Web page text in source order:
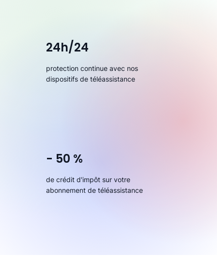
24h/24
protection continue avec nos
dispositifs de téléassistance
- 50 %
de crédit d'impôt sur votre
abonnement de téléassistance